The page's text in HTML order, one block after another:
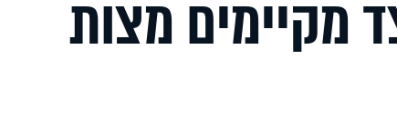
מקיימים מצות